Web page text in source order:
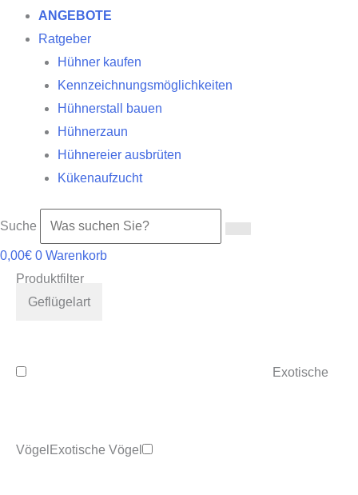
ANGEBOTE
Ratgeber
Hühner kaufen
Kennzeichnungsmöglichkeiten
Hühnerstall bauen
Hühnerzaun
Hühnereier ausbrüten
Kükenaufzucht
Suche
0,00€ 0 Warenkorb
Produktfilter
Geflügelart
Exotische
Vögel Exotische Vögel